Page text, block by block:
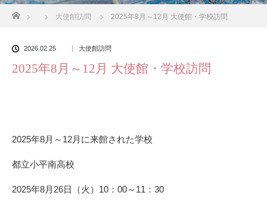
大使館訪問 2025年8月～12月 大使館・学校訪問
2026.02.25 大使館訪問
2025年8月～12月 大使館・学校訪問
2025年8月～12月に来館された学校
都立小平南高校
2025年8月26日（火）10：00～11：30